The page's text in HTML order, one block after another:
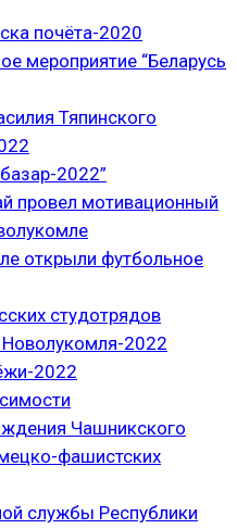
почёта-2020
мероприятие “Беларусь
Тяпинского
2022”
провел мотивационный
открыли футбольное
студотрядов
2022
2022
Чашникского
фашистских
службы Республики